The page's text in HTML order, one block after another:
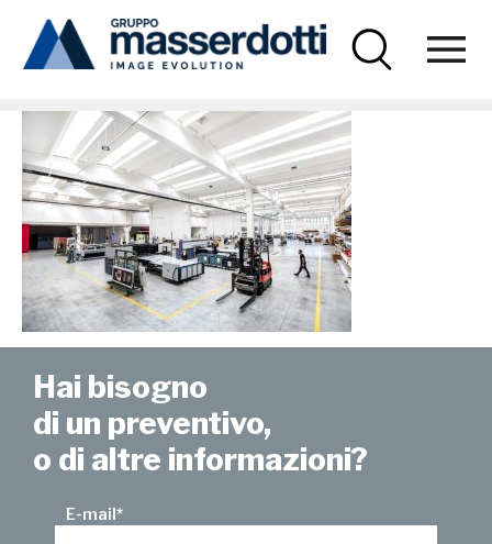
Hai bisogno
di un preventivo,
o di altre informazioni?
E-mail*